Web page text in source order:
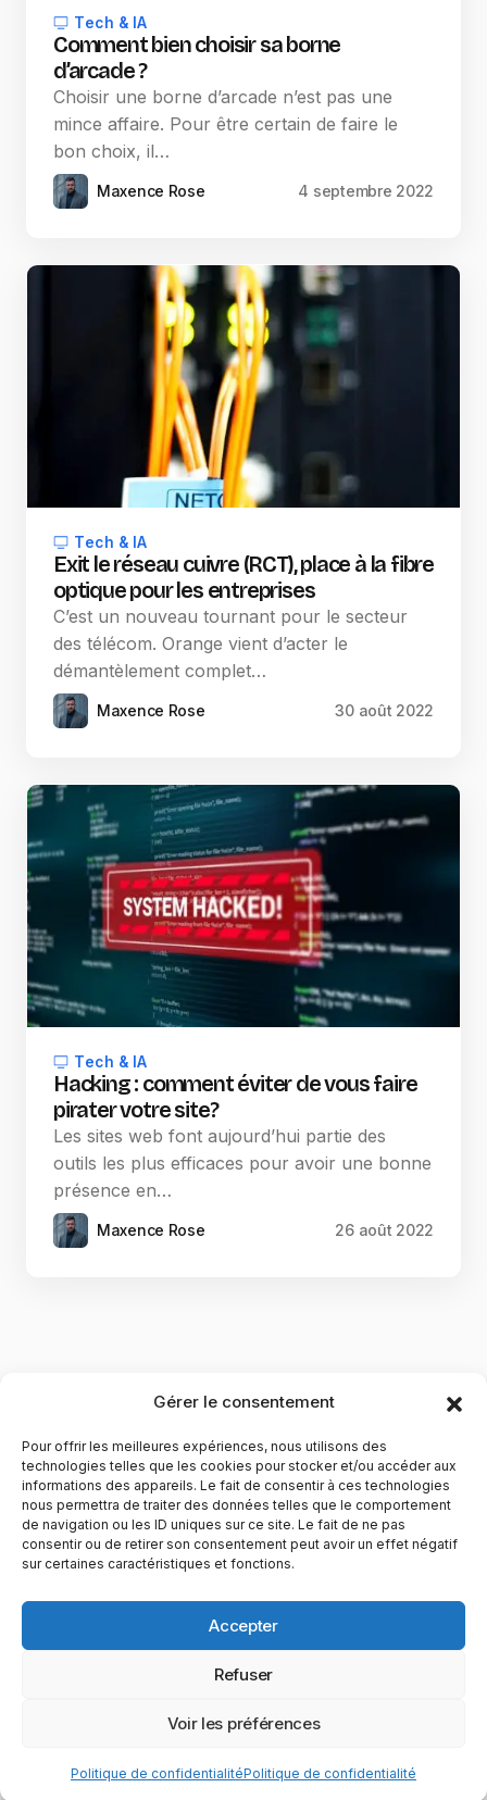
Gérer le consentement
Pour offrir les meilleures expériences, nous utilisons des
technologies telles que les cookies pour stocker et/ou accéder aux
informations des appareils. Le fait de consentir à ces technologies
nous permettra de traiter des données telles que le comportement
de navigation ou les ID uniques sur ce site. Le fait de ne pas
consentir ou de retirer son consentement peut avoir un effet négatif
sur certaines caractéristiques et fonctions.
Accepter
Refuser
Voir les préférences
Politique de confidentialitéPolitique de confidentialité
Tech & IA
Comment bien choisir sa borne
d’arcade ?
Choisir une borne d’arcade n’est pas une
mince affaire. Pour être certain de faire le
bon choix, il…
Maxence Rose 4 septembre 2022
Tech & IA
Exit le réseau cuivre (RCT), place à la fibre
optique pour les entreprises
C’est un nouveau tournant pour le secteur
des télécom. Orange vient d’acter le
démantèlement complet…
Maxence Rose 30 août 2022
Tech & IA
Hacking : comment éviter de vous faire
pirater votre site ?
Les sites web font aujourd’hui partie des
outils les plus efficaces pour avoir une bonne
présence en…
Maxence Rose 26 août 2022
YubiGeek est un média français dédié aux nouvelles
technologies, à la culture geek et au numérique. Fondé par
du web, du gaming et de la science, avec une approche
© 2025 YubiGeek. Tous droits réservés.